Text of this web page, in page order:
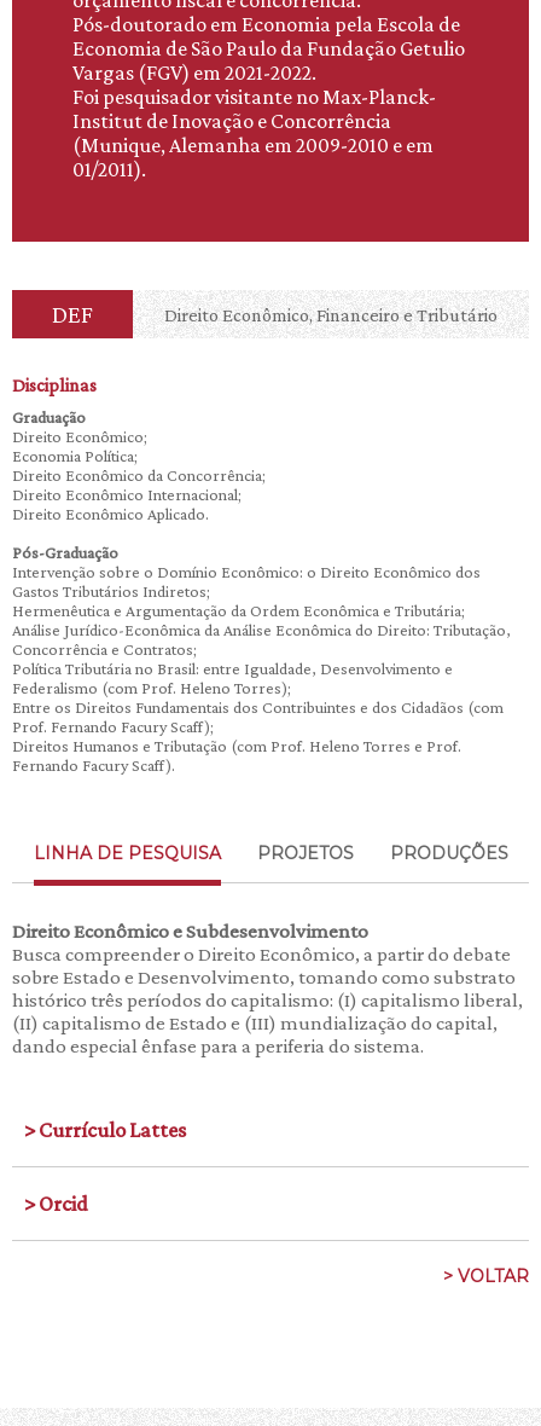
Pós-doutorado em Economia pela Escola de
Economia de São Paulo da Fundação Getulio
Vargas (FGV) em 2021-2022.
Foi pesquisador visitante no Max-Planck-
Institut de Inovação e Concorrência
(Munique, Alemanha em 2009-2010 e em
01/2011).
DEF Direito Econômico, Financeiro e Tributário
Disciplinas
Graduação
Direito Econômico;
Economia Política;
Direito Econômico da Concorrência;
Direito Econômico Internacional;
Direito Econômico Aplicado.
Pós-Graduação
Intervenção sobre o Domínio Econômico: o Direito Econômico dos
Gastos Tributários Indiretos;
Hermenêutica e Argumentação da Ordem Econômica e Tributária;
Análise Jurídico-Econômica da Análise Econômica do Direito: Tributação,
Concorrência e Contratos;
Política Tributária no Brasil: entre Igualdade, Desenvolvimento e
Federalismo (com Prof. Heleno Torres);
Entre os Direitos Fundamentais dos Contribuintes e dos Cidadãos (com
Prof. Fernando Facury Scaff);
Direitos Humanos e Tributação (com Prof. Heleno Torres e Prof.
Fernando Facury Scaff).
LINHA DE PESQUISA PROJETOS PRODUÇÕES
Direito Econômico e Subdesenvolvimento
Busca compreender o Direito Econômico, a partir do debate
sobre Estado e Desenvolvimento, tomando como substrato
histórico três períodos do capitalismo: (I) capitalismo liberal,
(II) capitalismo de Estado e (III) mundialização do capital,
dando especial ênfase para a periferia do sistema.
> Currículo Lattes
> Orcid
> VOLTAR